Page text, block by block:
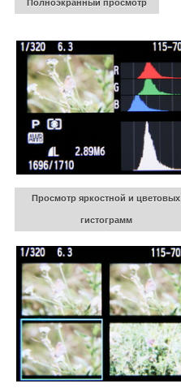
Полноэкранный просмотр
Просмотр яркостной и цветовых
гистограмм